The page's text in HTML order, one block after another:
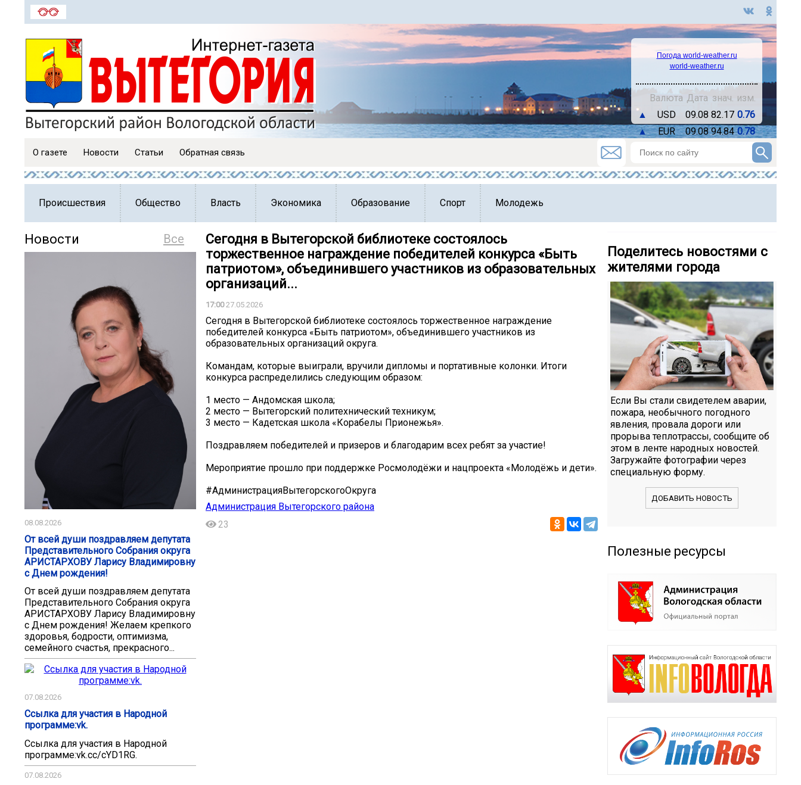
Погода world-weather.ru
world-weather.ru
Валюта Дата знач. изм.
▲
USD 09.08 82.17 0.76
▲
EUR 09.08 94.84 0.78
О газете Новости Статьи Обратная связь
Происшествия Общество Власть Экономика Образование Спорт Молодежь
Все
Новости
08.08.2026
От всей души поздравляем депутата
Представительного Собрания округа
АРИСТАРХОВУ Ларису Владимировну
с Днем рождения!
От всей души поздравляем депутата
Представительного Собрания округа
АРИСТАРХОВУ Ларису Владимировну
с Днем рождения! Желаем крепкого
здоровья, бодрости, оптимизма,
семейного счастья, прекрасного...
07.08.2026
Ссылка для участия в Народной
программе:vk.
Ссылка для участия в Народной
программе:vk.cc/cYD1RG.
07.08.2026
Сегодня в Вытегорской библиотеке состоялось
торжественное награждение победителей конкурса «Быть
патриотом», объединившего участников из образовательных
организаций...
17:0027.05.2026
Сегодня в Вытегорской библиотеке состоялось торжественное награждение
победителей конкурса «Быть патриотом», объединившего участников из
образовательных организаций округа.
Командам, которые выиграли, вручили дипломы и портативные колонки. Итоги
конкурса распределились следующим образом:
1 место — Андомская школа;
2 место — Вытегорский политехнический техникум;
3 место — Кадетская школа «Корабелы Прионежья».
Поздравляем победителей и призеров и благодарим всех ребят за участие!
Мероприятие прошло при поддержке Росмолодёжи и нацпроекта «Молодёжь и дети».
#АдминистрацияВытегорскогоОкруга
Администрация Вытегорского района
23
Поделитесь новостями с
жителями города
Если Вы стали свидетелем аварии,
пожара, необычного погодного
явления, провала дороги или
прорыва теплотрассы, сообщите об
этом в ленте народных новостей.
Загружайте фотографии через
специальную форму.
ДОБАВИТЬ НОВОСТЬ
Полезные ресурсы